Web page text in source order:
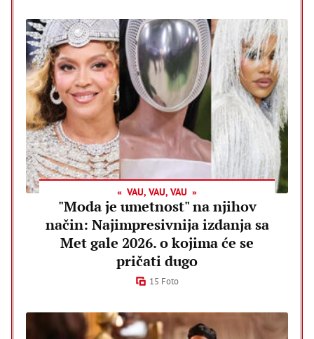
VAU, VAU, VAU
"Moda je umetnost" na njihov
način: Najimpresivnija izdanja sa
Met gale 2026. o kojima će se
pričati dugo
15 Foto